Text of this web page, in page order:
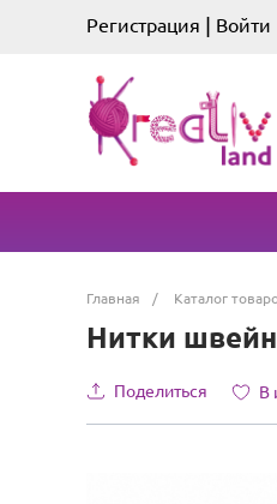
Регистрация | Войти
Главная / Каталог
Нитки
Поделиться В